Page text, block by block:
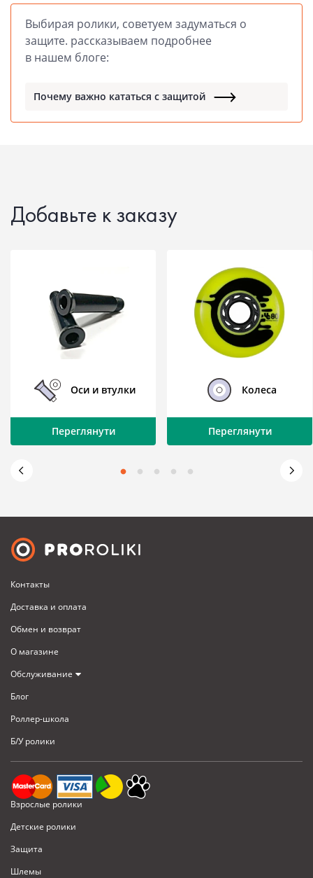
Выбирая ролики, советуем задуматься о
защите. рассказываем подробнее
в нашем блоге:
Почему важно кататься с защитой
Добавьте к заказу
Оси и втулки
Переглянути
Колеса
Переглянути
Контакты
Доставка и оплата
Обмен и возврат
О магазине
Обслуживание
Блог
Роллер-школа
Б/У ролики
Взрослые ролики
Детские ролики
Защита
Шлемы